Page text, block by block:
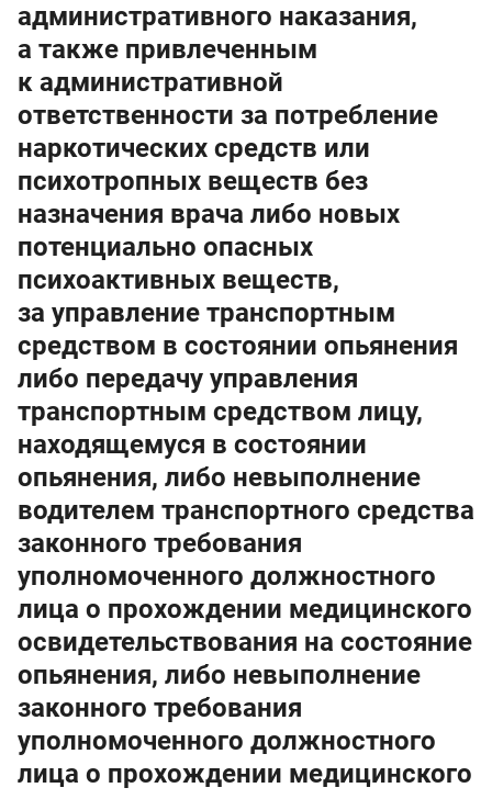
административного наказания,
а также привлеченным
к административной
ответственности за потребление
наркотических средств или
психотропных веществ без
назначения врача либо новых
потенциально опасных
психоактивных веществ,
за управление транспортным
средством в состоянии опьянения
либо передачу управления
транспортным средством лицу,
находящемуся в состоянии
опьянения, либо невыполнение
водителем транспортного средства
законного требования
уполномоченного должностного
лица о прохождении медицинского
освидетельствования на состояние
опьянения, либо невыполнение
законного требования
уполномоченного должностного
лица о прохождении медицинского